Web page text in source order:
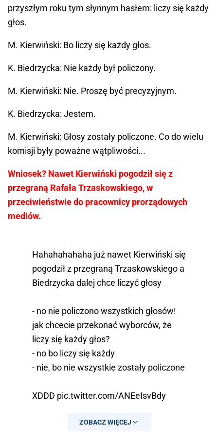
przyszłym roku tym słynnym hasłem: liczy się każdy
głos.
M. Kierwiński: Bo liczy się każdy głos.
K. Biedrzycka: Nie każdy był policzony.
M. Kierwiński: Nie. Proszę być precyzyjnym.
K. Biedrzycka: Jestem.
M. Kierwiński: Głosy zostały policzone. Co do wielu
komisji były poważne wątpliwości...
Wniosek? Nawet Kierwiński pogodził się z
przegraną Rafała Trzaskowskiego, w
przeciwieństwie do pracownicy prorządowych
mediów.
Hahahahahaha już nawet Kierwiński się
pogodził z przegraną Trzaskowskiego a
Biedrzycka dalej chce liczyć głosy
- no nie policzono wszystkich głosów!
jak chcecie przekonać wyborców, że
liczy się każdy głos?
- no bo liczy się każdy
- nie, bo nie wszystkie zostały policzone
XDDD pic.twitter.com/ANEeIsvBdy
— chrzanik (@chrzanikx) June 1, 2026
ZOBACZ WIĘCEJ